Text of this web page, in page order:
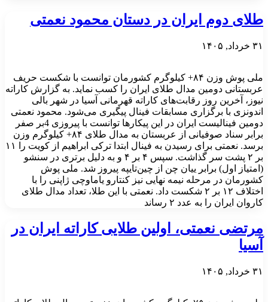
طلای دوم ایران در دستان محمود نعمتی
۳۱ خرداد, ۱۴۰۵
ملی پوش وزن ۸۴+ کیلوگرم کشورمان توانست با شکست حریف
عربستانی دومین مدال طلای ایران را کسب نماید. به گزارش کاراته
نیوز، آخرین روز رقابت‌های کاراته قهرمانی آسیا در شهر بالی
اندونزی با برگزاری مسابقات فینال پیگیری می‌شود. محمود نعمتی
دومین فینالیست ایران در این پیکارها توانست با پیروزی 4بر صفر
برابر سناد صوفیانی از عربستان به مدال طلای ۸۴+ کیلوگرم وزن
برسد. نعمتی برای رسیدن به فینال ابتدا ترکی ابراهیم از کویت را ۱۱
بر ۲ پشت سر گذاشت. سپس ۴ بر ۴ و به دلیل برتری در سنشو
(امتیاز اول) برابر ییان چن از چین‌تایپه پیروز شد. ملی پوش
کشورمان در مرحله نیمه نهایی نیز کنتارو یاماوچی ژاپنی را با
اختلاف ۱۲ بر ۲ شکست داد. نعمتی با این طلا، تعداد مدال طلای
کاروان ایران را به عدد ۲ رساند
مرتضی نعمتی، اولین طلایی کاراته ایران در
آسیا
۳۱ خرداد, ۱۴۰۵